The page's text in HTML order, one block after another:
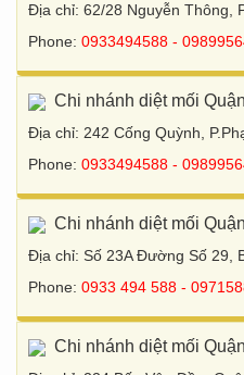
Địa chỉ: 62/28 Nguyễn Thông,
Phone: 0933494588 -
Chi nhánh diệt mối
Địa chỉ: 242 Cống Quỳnh,
Phone: 0933494588 -
Chi nhánh diệt mối
Địa chỉ: Số 23A Đường Số 29,
Phone: 0933 494 588 -
Chi nhánh diệt mối